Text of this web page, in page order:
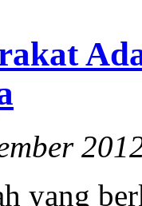
yang